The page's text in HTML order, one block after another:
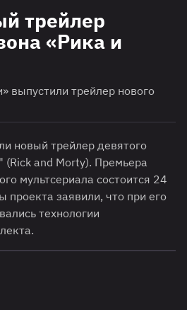
трейлер
«Рика и
выпустили трейлер нового
новый трейлер девятого
" (Rick and Morty). Премьера
мультсериала состоится 24
проекта заявили, что при его
технологии